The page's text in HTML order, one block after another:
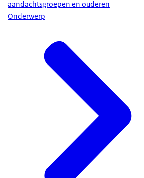
aandachtsgroepen en ouderen
Onderwerp